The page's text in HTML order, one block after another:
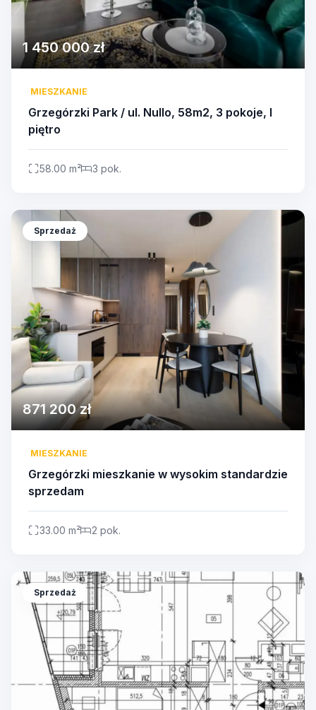
1 450 000 zł
MIESZKANIE
Grzegórzki Park / ul. Nullo, 58m2, 3 pokoje, I
piętro
58.00 m² 3 pok.
Sprzedaż
871 200 zł
MIESZKANIE
Grzegórzki mieszkanie w wysokim standardzie
sprzedam
33.00 m² 2 pok.
Sprzedaż